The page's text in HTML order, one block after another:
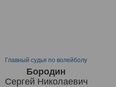
Главный судья по волейболу
Бородин
Сергей Николаевич